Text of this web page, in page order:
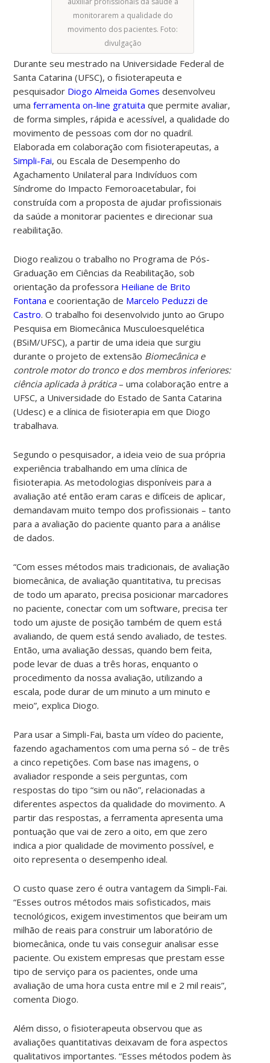
monitorarem a qualidade do
movimento dos pacientes. Foto:
divulgação
Durante seu mestrado na Universidade Federal de
Santa Catarina (UFSC), o fisioterapeuta e
pesquisador Diogo Almeida Gomes desenvolveu
umaferramenta on-line gratuita que permite avaliar,
de forma simples, rápida e acessível, a qualidade do
movimento de pessoas com dor no quadril.
Elaborada em colaboração com fisioterapeutas, a
Simpli-Fai, ou Escala de Desempenho do
Agachamento Unilateral para Indivíduos com
Síndrome do Impacto Femoroacetabular, foi
construída com a proposta de ajudar profissionais
da saúde a monitorar pacientes e direcionar sua
reabilitação.
Diogo realizou o trabalho no Programa de Pós-
Graduação em Ciências da Reabilitação, sob
orientação da professora Heiliane de Brito
Fontana e coorientação de Marcelo Peduzzi de
Castro. O trabalho foi desenvolvido junto ao Grupo
Pesquisa em Biomecânica Musculoesquelética
(BSiM/UFSC), a partir de uma ideia que surgiu
durante o projeto de extensão Biomecânica e
controle motor do tronco e dos membros inferiores:
ciência aplicada à prática– uma colaboração entre a
UFSC, a Universidade do Estado de Santa Catarina
(Udesc) e a clínica de fisioterapia em que Diogo
trabalhava.
Segundo o pesquisador, a ideia veio de sua própria
experiência trabalhando em uma clínica de
fisioterapia. As metodologias disponíveis para a
avaliação até então eram caras e difíceis de aplicar,
demandavam muito tempo dos profissionais – tanto
para a avaliação do paciente quanto para a análise
de dados.
“Com esses métodos mais tradicionais, de avaliação
biomecânica, de avaliação quantitativa, tu precisas
de todo um aparato, precisa posicionar marcadores
no paciente, conectar com um software, precisa ter
todo um ajuste de posição também de quem está
avaliando, de quem está sendo avaliado, de testes.
Então, uma avaliação dessas, quando bem feita,
pode levar de duas a três horas, enquanto o
procedimento da nossa avaliação, utilizando a
escala, pode durar de um minuto a um minuto e
meio”, explica Diogo.
Para usar a Simpli-Fai, basta um vídeo do paciente,
fazendo agachamentos com uma perna só – de três
a cinco repetições. Com base nas imagens, o
avaliador responde a seis perguntas, com
respostas do tipo “sim ou não”, relacionadas a
diferentes aspectos da qualidade do movimento. A
partir das respostas, a ferramenta apresenta uma
pontuação que vai de zero a oito, em que zero
indica a pior qualidade de movimento possível, e
oito representa o desempenho ideal.
O custo quase zero é outra vantagem da Simpli-Fai.
“Esses outros métodos mais sofisticados, mais
tecnológicos, exigem investimentos que beiram um
milhão de reais para construir um laboratório de
biomecânica, onde tu vais conseguir analisar esse
paciente. Ou existem empresas que prestam esse
tipo de serviço para os pacientes, onde uma
avaliação de uma hora custa entre mil e 2 mil reais”,
comenta Diogo.
Além disso, o fisioterapeuta observou que as
avaliações quantitativas deixavam de fora aspectos
qualitativos importantes. “Esses métodos podem às